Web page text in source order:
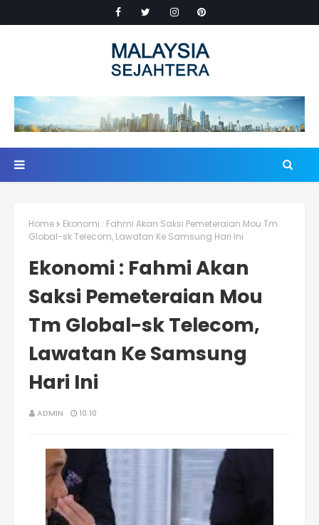
Home
Ekonomi : Fahmi Akan Saksi Pemeteraian Mou Tm
Global-sk Telecom, Lawatan Ke Samsung Hari Ini
Ekonomi : Fahmi Akan
Saksi Pemeteraian Mou
Tm Global-sk Telecom,
Lawatan Ke Samsung
Hari Ini
ADMIN 10:10